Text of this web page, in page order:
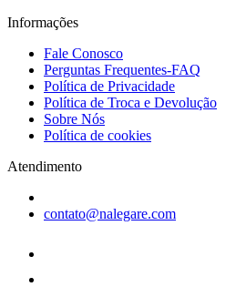
Informações
Fale Conosco
Perguntas Frequentes-FAQ
Política de Privacidade
Política de Troca e Devolução
Sobre Nós
Política de cookies
Atendimento
contato@nalegare.com